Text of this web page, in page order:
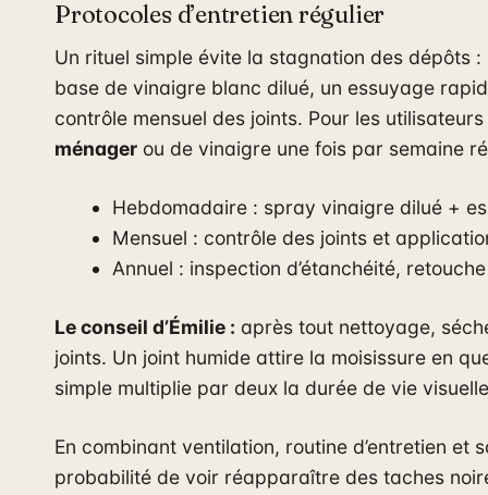
Protocoles d’entretien régulier
Un rituel simple évite la stagnation des dépôts
base de vinaigre blanc dilué, un essuyage
contrôle mensuel des joints. Pour les utilisateurs
ménager ou de vinaigre une fois par semaine
Hebdomadaire : spray vinaigre dilué +
Mensuel : contrôle des joints et
Annuel : inspection d’étanchéité,
Le conseil d’Émilie : après tout nettoyage,
joints. Un joint humide attire la moisissure en
simple multiplie par deux la durée de vie
En combinant ventilation, routine d’entretien et
probabilité de voir réapparaître des taches